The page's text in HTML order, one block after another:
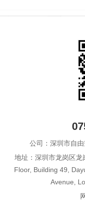
公司：深圳市自
地址：深圳市龙岗区
Floor, Building 49,
Avenue,